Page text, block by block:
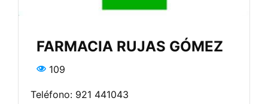
FARMACIA RUJAS GÓMEZ
109
Teléfono: 921 441043